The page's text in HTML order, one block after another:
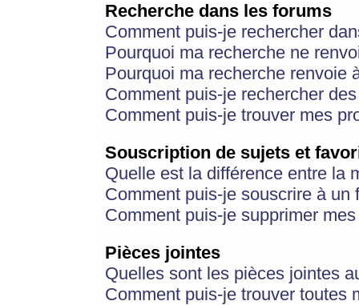
Recherche dans les forums
Comment puis-je rechercher
Pourquoi ma recherche ne
Pourquoi ma recherche renvoie
Comment puis-je rechercher
Comment puis-je trouver mes
Souscription de sujets et
Quelle est la différence entre la
Comment puis-je souscrire à
Comment puis-je supprimer
Pièces jointes
Quelles sont les pièces jointes
Comment puis-je trouver toutes